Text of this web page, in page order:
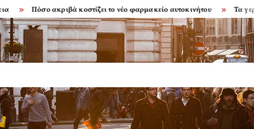
Πόσο ακριβά κοστίζει το νέο φαρμακείο αυτοκινήτου Τα